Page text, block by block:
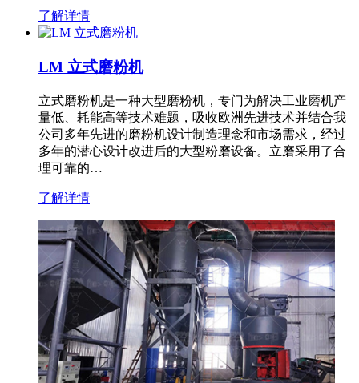
了解详情
LM 立式磨粉机
立式磨粉机是一种大型磨粉机，专门为解决工业磨机产
量低、耗能高等技术难题，吸收欧洲先进技术并结合我
公司多年先进的磨粉机设计制造理念和市场需求，经过
多年的潜心设计改进后的大型粉磨设备。立磨采用了合
理可靠的…
了解详情